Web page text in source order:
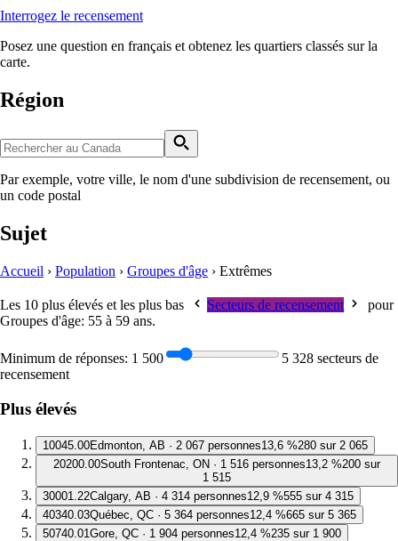
Interrogez le recensement
Posez une question en français et obtenez les quartiers classés sur la
carte.
Région
Par exemple, votre ville, le nom d'une subdivision de recensement, ou
un code postal
Sujet
Accueil › Population › Groupes d'âge › Extrêmes
Les 10 plus élevés et les plus bas Secteurs de recensement
pour
Groupes d'âge: 55 à 59 ans.
Minimum de réponses: 1 500
5 328 secteurs de
recensement
Plus élevés
1 0045.00Edmonton, AB · 2 067 personnes13,6 %280 sur 2 065
20200.00South Frontenac, ON · 1 516 personnes13,2 %200 sur
1 515
30001.22Calgary, AB · 4 314 personnes12,9 %555 sur 4 315
40340.03Québec, QC · 5 364 personnes12,4 %665 sur 5 365
50740.01 Gore, QC · 1 904 personnes12,4 %235 sur 1 900